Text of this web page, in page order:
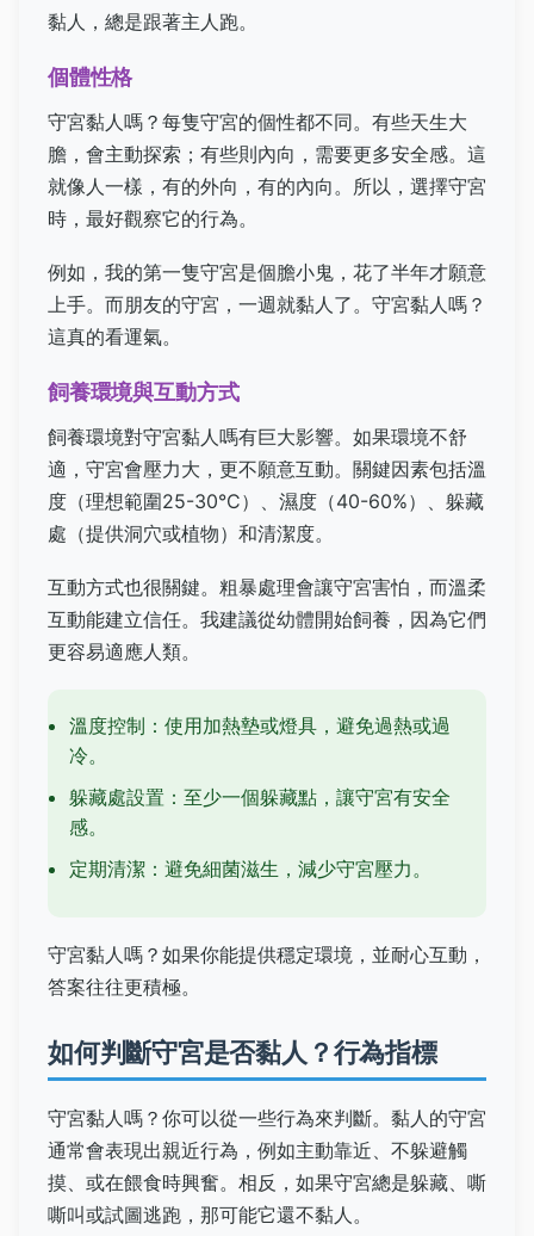
黏人，總是跟著主人跑。
個體性格
守宮黏人嗎？每隻守宮的個性都不同。有些天生大
膽，會主動探索；有些則內向，需要更多安全感。這
就像人一樣，有的外向，有的內向。所以，選擇守宮
時，最好觀察它的行為。
例如，我的第一隻守宮是個膽小鬼，花了半年才願意
上手。而朋友的守宮，一週就黏人了。守宮黏人嗎？
這真的看運氣。
飼養環境與互動方式
飼養環境對守宮黏人嗎有巨大影響。如果環境不舒
適，守宮會壓力大，更不願意互動。關鍵因素包括溫
度（理想範圍25-30°C）、濕度（40-60%）、躲藏
處（提供洞穴或植物）和清潔度。
互動方式也很關鍵。粗暴處理會讓守宮害怕，而溫柔
互動能建立信任。我建議從幼體開始飼養，因為它們
更容易適應人類。
溫度控制：使用加熱墊或燈具，避免過熱或過
冷。
躲藏處設置：至少一個躲藏點，讓守宮有安全
感。
定期清潔：避免細菌滋生，減少守宮壓力。
守宮黏人嗎？如果你能提供穩定環境，並耐心互動，
答案往往更積極。
如何判斷守宮是否黏人？行為指標
守宮黏人嗎？你可以從一些行為來判斷。黏人的守宮
通常會表現出親近行為，例如主動靠近、不躲避觸
摸、或在餵食時興奮。相反，如果守宮總是躲藏、嘶
嘶叫或試圖逃跑，那可能它還不黏人。